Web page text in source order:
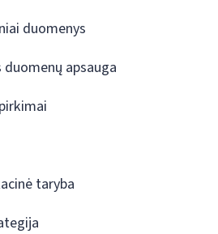
duomenys
duomenų apsauga
taryba